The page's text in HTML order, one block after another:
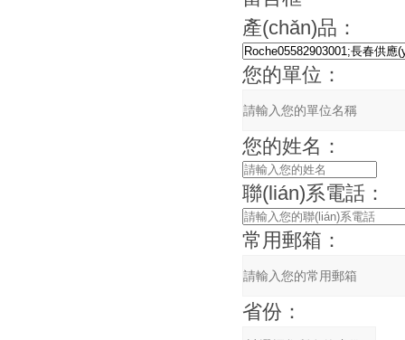
產(chǎn)品：
您的單位：
您的姓名：
聯(lián)系電話：
常用郵箱：
省份：